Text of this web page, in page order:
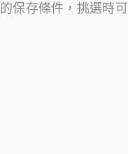
保存條件，挑選時可